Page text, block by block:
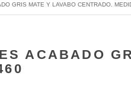
GRIS MATE Y LAVABO CENTRADO.
ACABADO